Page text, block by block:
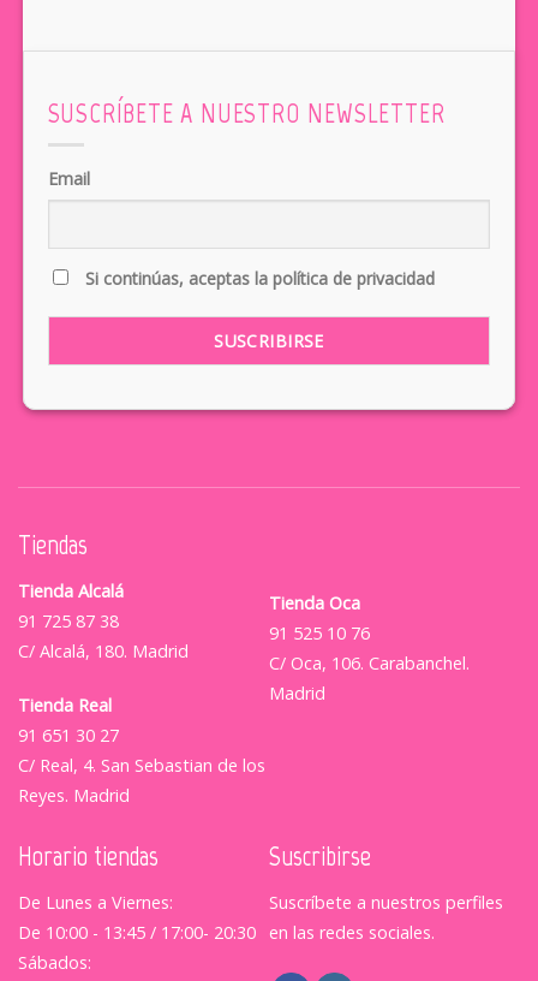
SUSCRÍBETE A NUESTRO NEWSLETTER
Email
Si continúas, aceptas la política de privacidad
Tiendas
Tienda Alcalá
91 725 87 38
C/ Alcalá, 180. Madrid
Tienda Real
91 651 30 27
C/ Real, 4. San Sebastian de los
Reyes. Madrid
Tienda Oca
91 525 10 76
C/ Oca, 106. Carabanchel.
Madrid
Horario tiendas
De Lunes a Viernes:
De 10:00 - 13:45 / 17:00- 20:30
Sábados:
Suscribirse
Suscríbete a nuestros perfiles
en las redes sociales.